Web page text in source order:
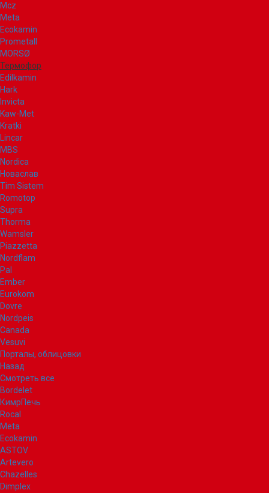
Mcz
Meta
Ecokamin
Prometall
MORSØ
Термофор
Edilkamin
Hark
Invicta
Kaw-Met
Kratki
Lincar
MBS
Nordica
Новаслав
Tim Sistem
Romotop
Supra
Thorma
Wamsler
Piazzetta
Nordflam
Pal
Ember
Eurokom
Dovre
Nordpeis
Canada
Vesuvi
Порталы, облицовки
Назад
Смотреть все
Bordelet
КимрПечь
Rocal
Meta
Ecokamin
ASTOV
Artevero
Chazelles
Dimplex